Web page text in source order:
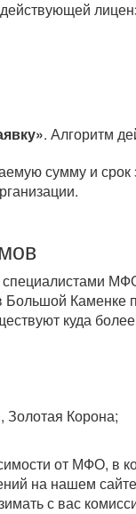
. Алгоритм
сумму и срок
специалистами
куда
Золотая Корона;
от МФО,
на нашем
с вас